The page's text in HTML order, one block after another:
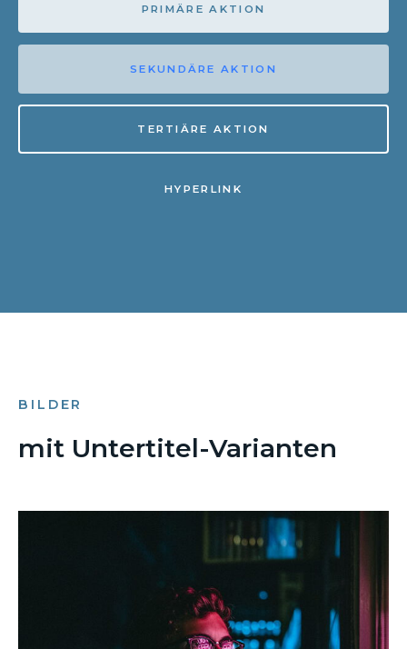
PRIMÄRE AKTION
SEKUNDÄRE AKTION
TERTIÄRE AKTION
HYPERLINK
BILDER
mit Untertitel-Varianten